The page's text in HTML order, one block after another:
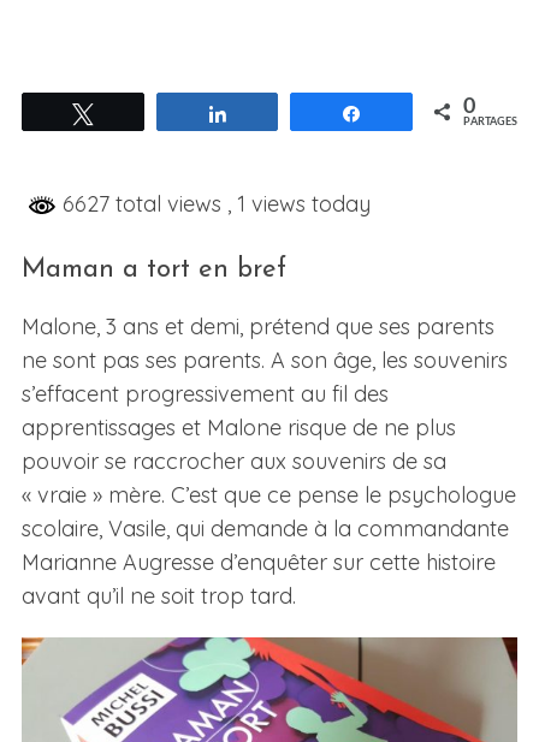
Partagez 0
PARTAGES
6627 total views , 1 views today
Maman a tort en bref
Malone, 3 ans et demi, prétend que ses parents
ne sont pas ses parents. A son âge, les souvenirs
s’effacent progressivement au fil des
apprentissages et Malone risque de ne plus
pouvoir se raccrocher aux souvenirs de sa
« vraie » mère. C’est que ce pense le psychologue
scolaire, Vasile, qui demande à la commandante
Marianne Augresse d’enquêter sur cette histoire
avant qu’il ne soit trop tard.